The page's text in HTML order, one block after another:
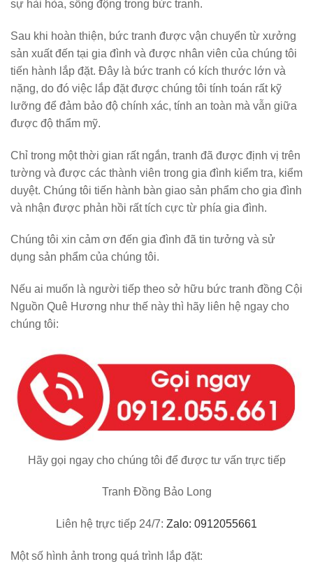
sự hài hòa, sống động trong bức tranh.
Sau khi hoàn thiện, bức tranh được vận chuyển từ xưởng
sản xuất đến tại gia đình và được nhân viên của chúng tôi
tiến hành lắp đặt. Đây là bức tranh có kích thước lớn và
nặng, do đó việc lắp đặt được chúng tôi tính toán rất kỹ
lưỡng để đảm bảo độ chính xác, tính an toàn mà vẫn giữa
được độ thẩm mỹ.
Chỉ trong một thời gian rất ngắn, tranh đã được định vị trên
tường và được các thành viên trong gia đình kiểm tra, kiểm
duyệt. Chúng tôi tiến hành bàn giao sản phẩm cho gia đình
và nhận được phản hồi rất tích cực từ phía gia đình.
Chúng tôi xin cảm ơn đến gia đình đã tin tưởng và sử
dụng sản phẩm của chúng tôi.
Nếu ai muốn là người tiếp theo sở hữu bức tranh đồng Cội
Nguồn Quê Hương như thế này thì hãy liên hệ ngay cho
chúng tôi:
Hãy gọi ngay cho chúng tôi để được tư vấn trực tiếp
Tranh Đồng Bảo Long
Liên hệ trực tiếp 24/7: Zalo: 0912055661
Một số hình ảnh trong quá trình lắp đặt: